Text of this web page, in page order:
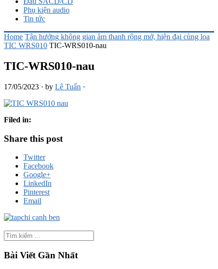
Phụ kiện audio
Tin tức
Home Tận hưởng không gian âm thanh rộng mở, hiện đại cùng loa
TIC WRS010 TIC-WRS010-nau
TIC-WRS010-nau
17/05/2023 · by Lê Tuấn ·
Filed in:
Share this post
Twitter
Facebook
Google+
LinkedIn
Pinterest
Email
Bài Viết Gần Nhất